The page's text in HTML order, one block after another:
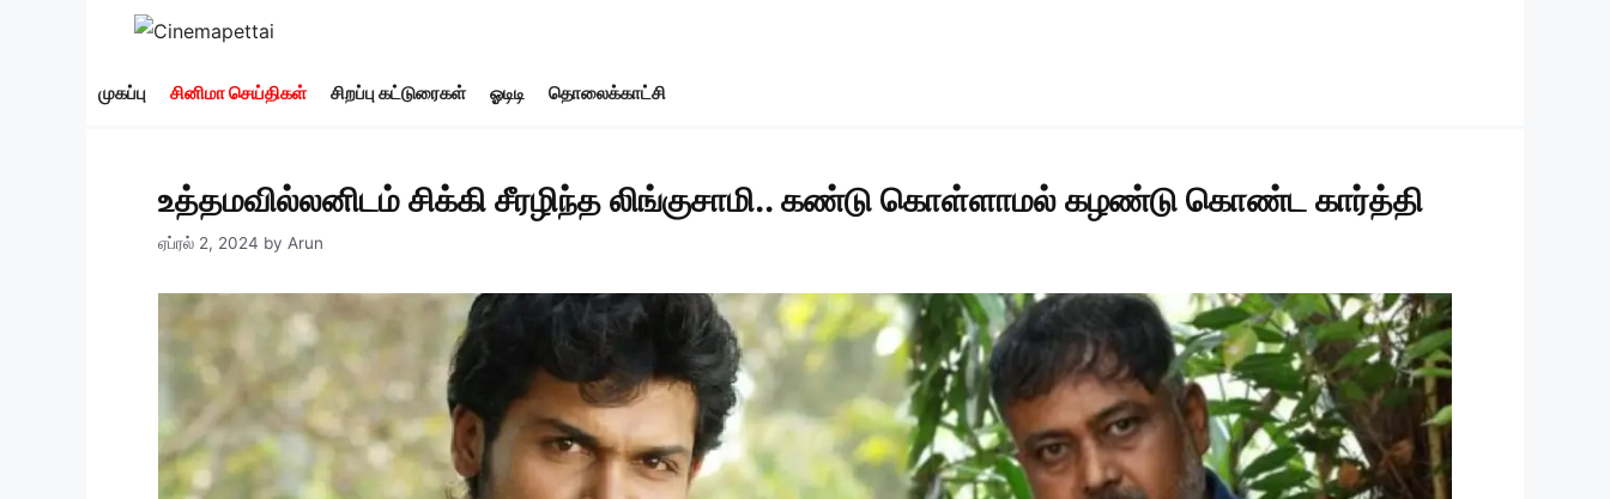
முகப்பு சினிமா செய்திகள் சிறப்பு கட்டுரைகள் ஓடிடி தொலைக்காட்சி
உத்தமவில்லனிடம் சிக்கி சீரழிந்த லிங்குசாமி.. கண்டு கொள்ளாமல் கழண்டு கொண்ட கார்த்தி
ஏப்ரல் 2, 2024 by Arun